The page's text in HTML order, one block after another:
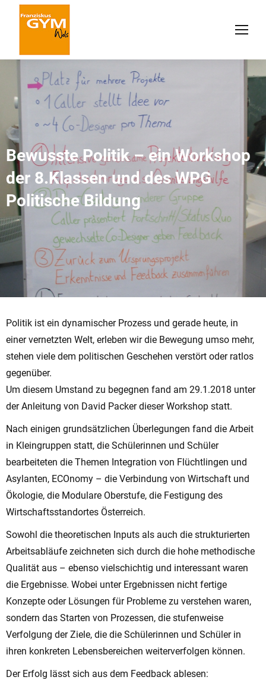
Bewusste Politik – ein Workshop
der 8.Klassen und des WPG
Politische Bildung
Politik ist ein dynamischer Prozess und gerade heute, in
einer vernetzten Welt, erleben wir die Bewegung umso mehr,
stehen viele dem politischen Geschehen verstört oder ratlos
gegenüber.
Um diesem Umstand zu begegnen fand am 29.1.2018 unter
der Anleitung von David Packer dieser Workshop statt.
Nach einigen grundsätzlichen Überlegungen fand die Arbeit
in Kleingruppen statt, die Schülerinnen und Schüler
bearbeiteten die Themen Integration von Flüchtlingen und
Asylanten, ECOnomy – die Verbindung von Wirtschaft und
Ökologie, die Modulare Oberstufe, die Festigung des
Wirtschaftsstandortes Österreich.
Sowohl die theoretischen Inputs als auch die strukturierten
Arbeitsabläufe zeichneten sich durch die hohe methodische
Qualität aus – ebenso vielschichtig und interessant waren
die Ergebnisse. Wobei unter Ergebnissen nicht fertige
Konzepte oder Lösungen für Probleme zu verstehen waren,
sondern das Starten von Prozessen, die stufenweise
Verfolgung der Ziele, die die Schülerinnen und Schüler in
ihren konkreten Lebensbereichen weiterverfolgen können.
Der Erfolg lässt sich aus dem Feedback ablesen: